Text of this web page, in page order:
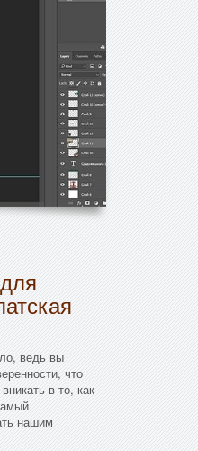
ведь вы
что
в то, как
нашим